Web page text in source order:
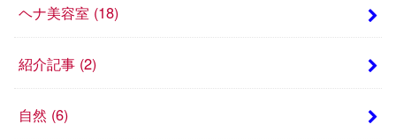
ヘナ美容室 (18)
紹介記事 (2)
自然 (6)